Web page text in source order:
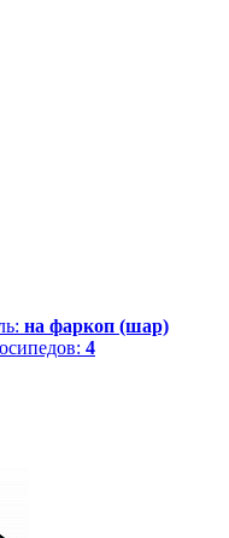
на фаркоп (шар)
4